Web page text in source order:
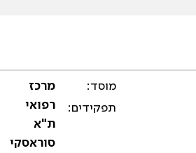
מוסד:
תפקידים:
מרכז
רפואי
ת"א
סוראסקי